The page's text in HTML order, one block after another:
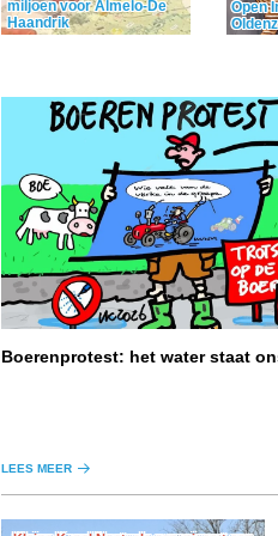
miljoen voor Almelo-De
Haandrik
Open
Boerenprotest: het water staat
LEES MEER